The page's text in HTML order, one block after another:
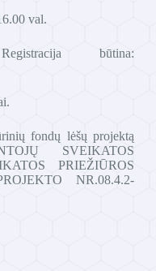
val.
būtina:
fondų lėšų projektą
SVEIKATOS
PRIEŽIŪROS
NR.08.4.2-